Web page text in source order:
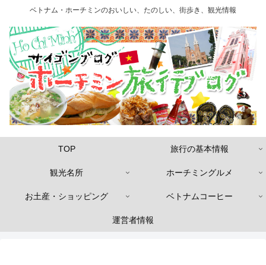
ベトナム・ホーチミンのおいしい、たのしい、街歩き、観光情報
TOP 旅行の基本情報
観光名所 ホーチミングルメ
お土産・ショッピング ベトナムコーヒー
運営者情報